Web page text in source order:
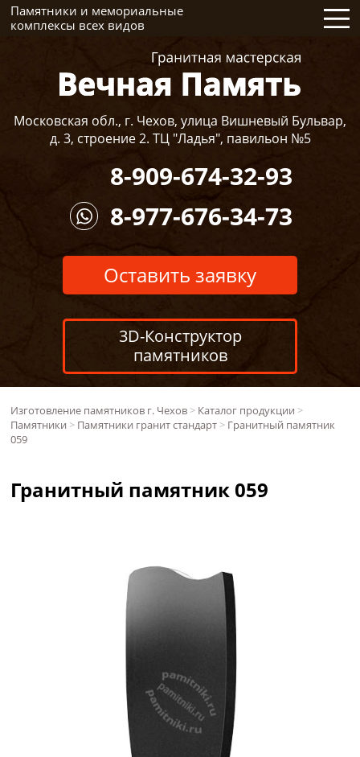
Памятники и мемориальные
комплексы всех видов
Московская обл., г. Чехов, улица Вишневый Бульвар,
д. 3, строение 2. ТЦ "Ладья", павильон №5
8-909-674-32-93
8-977-676-34-73
Оставить заявку
3D-Конструктор
памятников
Изготовление памятников г. Чехов > Каталог продукции >
Памятники > Памятники гранит стандарт > Гранитный памятник
059
Гранитный памятник 059